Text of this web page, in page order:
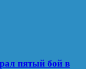
пятый бой в